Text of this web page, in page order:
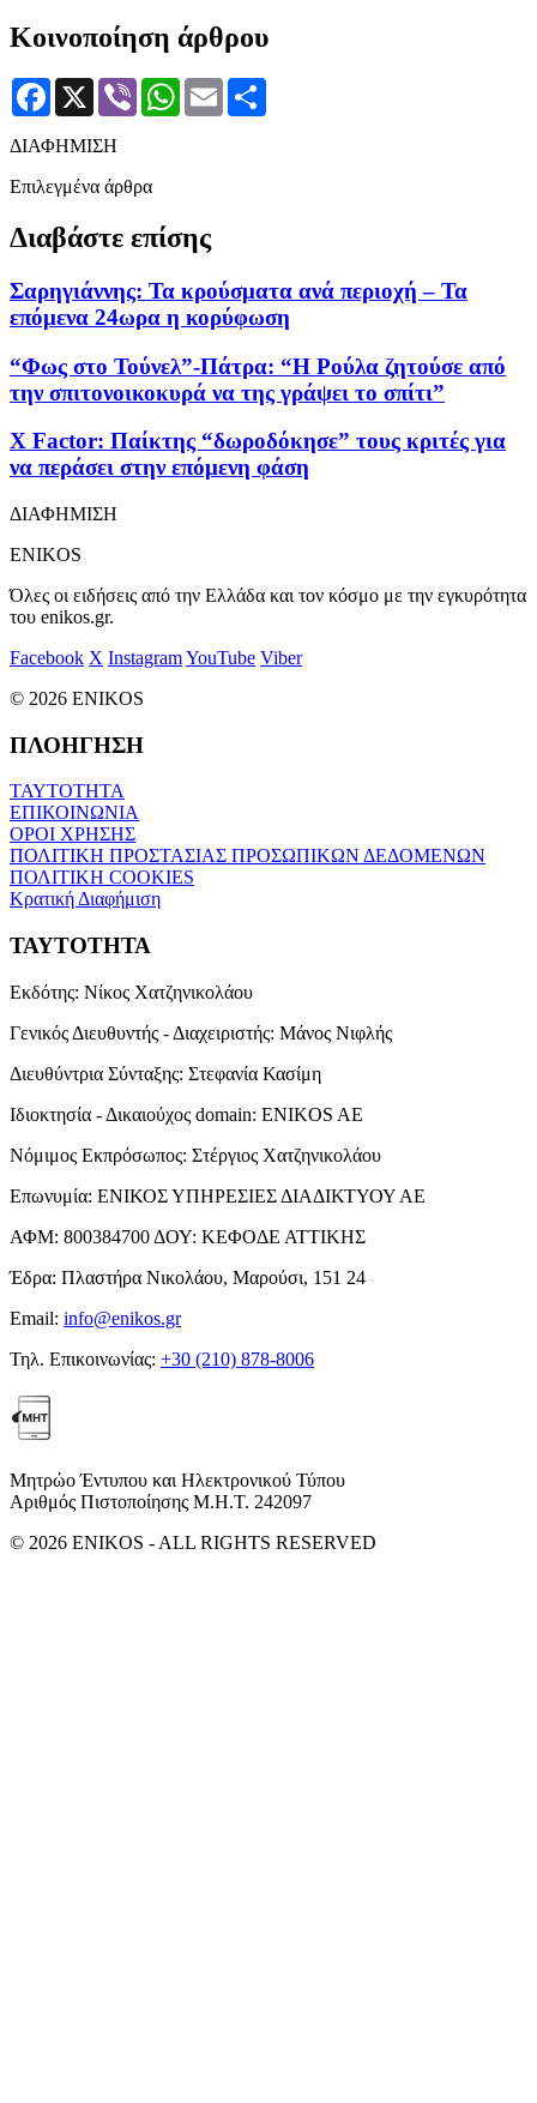
Κοινοποίηση άρθρου
Facebook
X Viber WhatsApp
Email
ΔΙΑΦΗΜΙΣΗ
Επιλεγμένα άρθρα
Διαβάστε επίσης
Σαρηγιάννης: Τα κρούσματα ανά περιοχή – Τα
επόμενα 24ωρα η κορύφωση
“Φως στο Τούνελ”-Πάτρα: “Η Ρούλα ζητούσε από
την σπιτονοικοκυρά να της γράψει το σπίτι”
X Factor: Παίκτης “δωροδόκησε” τους κριτές για
να περάσει στην επόμενη φάση
ΔΙΑΦΗΜΙΣΗ
ENIKOS
Όλες οι ειδήσεις από την Ελλάδα και τον κόσμο με την εγκυρότητα
του enikos.gr.
Facebook X InstagramYouTube Viber
© 2026 ENIKOS
ΠΛΟΗΓΗΣΗ
ΤΑΥΤΟΤΗΤΑ
ΕΠΙΚΟΙΝΩΝΙΑ
ΟΡΟΙ ΧΡΗΣΗΣ
ΠΟΛΙΤΙΚΗ ΠΡΟΣΤΑΣΙΑΣ ΠΡΟΣΩΠΙΚΩΝ ΔΕΔΟΜΕΝΩΝ
ΠΟΛΙΤΙΚΗ COOKIES
Κρατική Διαφήμιση
ΤΑΥΤΟΤΗΤΑ
Εκδότης: Νίκος Χατζηνικολάου
Γενικός Διευθυντής - Διαχειριστής: Μάνος Νιφλής
Διευθύντρια Σύνταξης: Στεφανία Κασίμη
Ιδιοκτησία - Δικαιούχος domain: ENIKOS AE
Νόμιμος Εκπρόσωπος: Στέργιος Χατζηνικολάου
Επωνυμία: ΕΝΙΚΟΣ ΥΠΗΡΕΣΙΕΣ ΔΙΑΔΙΚΤΥΟΥ ΑΕ
ΑΦΜ: 800384700 ΔΟΥ: ΚΕΦΟΔΕ ΑΤΤΙΚΗΣ
Έδρα: Πλαστήρα Νικολάου, Μαρούσι, 151 24
Email: info@enikos.gr
Τηλ. Επικοινωνίας: +30 (210) 878-8006
Μητρώο Έντυπου και Ηλεκτρονικού Τύπου
Αριθμός Πιστοποίησης Μ.Η.Τ. 242097
© 2026 ENIKOS - ALL RIGHTS RESERVED